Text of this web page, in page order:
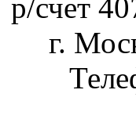
р/счет
г.